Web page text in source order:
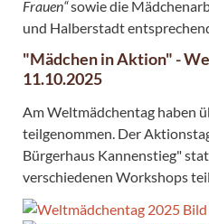
Frauen“sowie die
und Halberstadt
"Mädchen in Aktion" -
11.10.2025
Am Weltmädchentag haben
teilgenommen. Der
Bürgerhaus Kannenstieg"
verschiedenen Workshops